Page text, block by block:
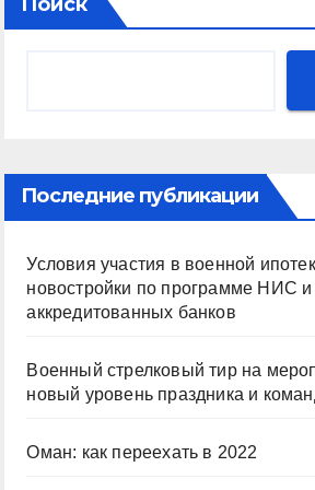
Последние публикации
Условия участия в военной
новостройки по программе НИС и
аккредитованных банков
Военный стрелковый тир на
новый уровень праздника и
Оман: как переехать в 2022